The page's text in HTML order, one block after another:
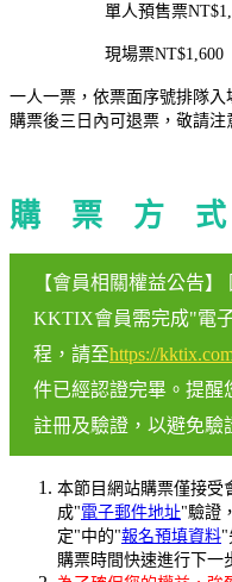
單人預售票
現場票NT$1,600
一人一票，依票面序號排隊入
購票後三日內可退票，敬請注
購 票 方
【會員相關權益公告
KKTIX會員需完成"電
程，請至https://
件已經認證完畢。提醒
註冊及驗證，以避免驗
本節目網站購票僅接受
成"電子郵件地址"驗證
定"中的"報名預填資料"
購票時間快速進行下一